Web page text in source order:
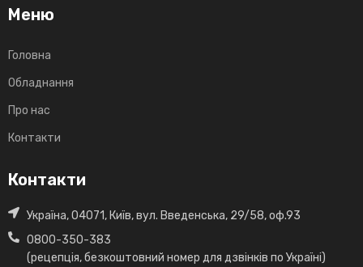
Меню
Головна
Обладнання
Про нас
Контакти
Контакти
Україна, 04071, Київ, вул. Введенська, 29/58, оф.93
0800-350-383
(рецепція, безкоштовний номер для дзвінків по Україні)